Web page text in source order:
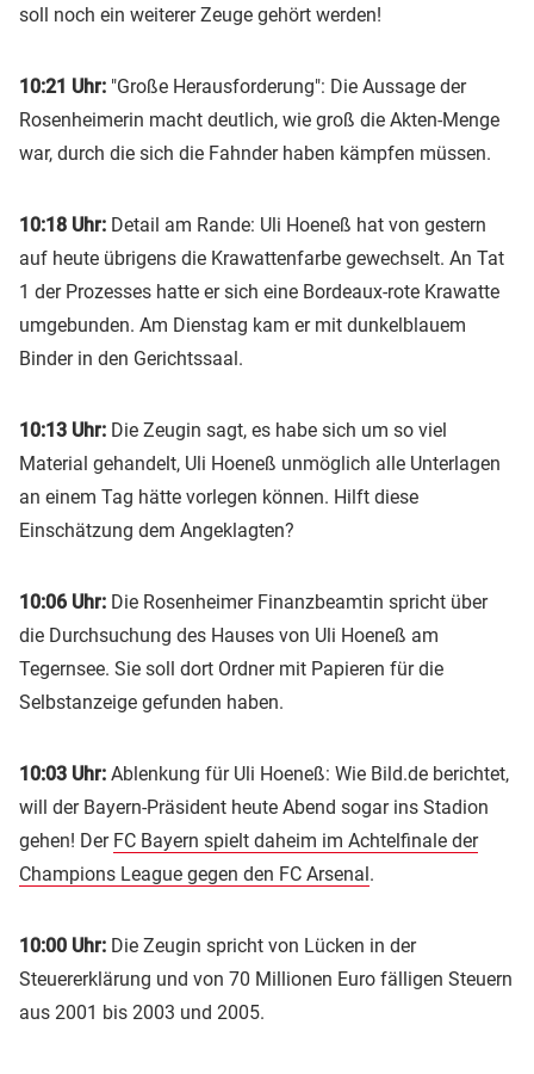
soll noch ein weiterer Zeuge gehört werden!
10:21 Uhr: "Große Herausforderung": Die Aussage der
Rosenheimerin macht deutlich, wie groß die Akten-Menge
war, durch die sich die Fahnder haben kämpfen müssen.
10:18 Uhr: Detail am Rande: Uli Hoeneß hat von gestern
auf heute übrigens die Krawattenfarbe gewechselt. An Tat
1 der Prozesses hatte er sich eine Bordeaux-rote Krawatte
umgebunden. Am Dienstag kam er mit dunkelblauem
Binder in den Gerichtssaal.
10:13 Uhr: Die Zeugin sagt, es habe sich um so viel
Material gehandelt, Uli Hoeneß unmöglich alle Unterlagen
an einem Tag hätte vorlegen können. Hilft diese
Einschätzung dem Angeklagten?
10:06 Uhr: Die Rosenheimer Finanzbeamtin spricht über
die Durchsuchung des Hauses von Uli Hoeneß am
Tegernsee. Sie soll dort Ordner mit Papieren für die
Selbstanzeige gefunden haben.
10:03 Uhr: Ablenkung für Uli Hoeneß: Wie Bild.de berichtet,
will der Bayern-Präsident heute Abend sogar ins Stadion
gehen! Der FC Bayern spielt daheim im Achtelfinale der
Champions League gegen den FC Arsenal.
10:00 Uhr: Die Zeugin spricht von Lücken in der
Steuererklärung und von 70 Millionen Euro fälligen Steuern
aus 2001 bis 2003 und 2005.